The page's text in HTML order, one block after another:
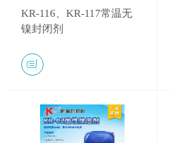
KR-116、KR-117常温无
镍封闭剂